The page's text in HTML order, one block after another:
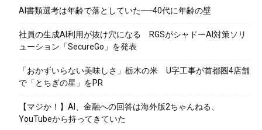
AI書類選考は年齢で落としていた──40代に年齢の壁
社員の生成AI利用が抜け穴になる RGSがシャドーAI対策ソリ
ューション「SecureGo」を発表
「おかずいらない美味しさ」栃木の米 U字工事が首都圏4店舗
で「とちぎの星」をPR
【マジか！】AI、金融への回答は海外版2ちゃんねる、
YouTubeから持ってきていた